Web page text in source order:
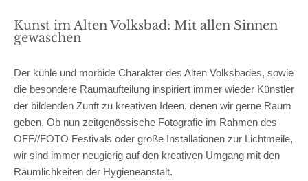
Kunst im Alten Volksbad: Mit allen Sinnen
gewaschen
Der kühle und morbide Charakter des Alten Volksbades, sowie
die besondere Raumaufteilung inspiriert immer wieder Künstler
der bildenden Zunft zu kreativen Ideen, denen wir gerne Raum
geben. Ob nun zeitgenössische Fotografie im Rahmen des
OFF//FOTO Festivals oder große Installationen zur Lichtmeile,
wir sind immer neugierig auf den kreativen Umgang mit den
Räumlichkeiten der Hygieneanstalt.